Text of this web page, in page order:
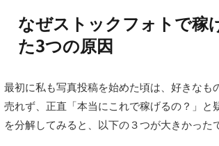
なぜストックフォトで稼
た3つの原因
最初に私も写真投稿を始めた頃は、好きな
売れず、正直「本当にこれで稼げるの？」
を分解してみると、以下の３つが大きかった